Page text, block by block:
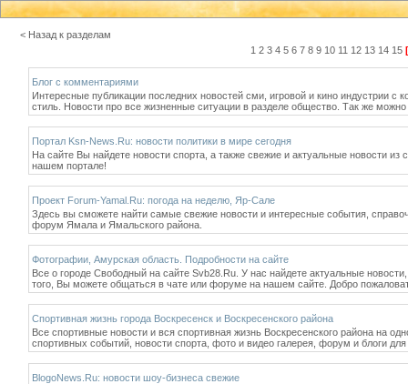
< Назад к разделам
1 2 3 4 5 6 7 8 9 10 11 12 13 14 15
Блог с комментариями
Интересные публикации последних новостей сми, игровой и кино индустрии
стиль. Новости про все жизненные ситуации в разделе общество. Так же
Портал Ksn-News.Ru: новости политики в мире сегодня
На сайте Вы найдете новости спорта, а также свежие и актуальные новости
нашем портале!
Проект Forum-Yamal.Ru: погода на неделю, Яр-Сале
Здесь вы сможете найти самые свежие новости и интересные события,
форум Ямала и Ямальского района.
Фотографии, Амурская область. Подробности на сайте
Все о городе Свободный на сайте Svb28.Ru. У нас найдете актуальные
того, Вы можете общаться в чате или форуме на нашем сайте. Добро
Спортивная жизнь города Воскресенск и Воскресенского района
Все спортивные новости и вся спортивная жизнь Воскресенского района на
спортивных событий, новости спорта, фото и видео галерея, форум и блоги
BlogoNews.Ru: новости шоу-бизнеса свежие